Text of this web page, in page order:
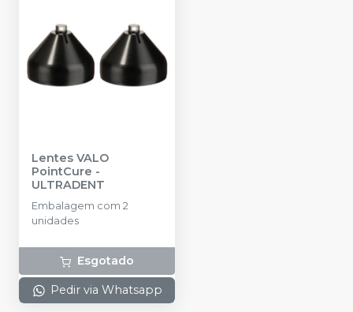
Lentes VALO
PointCure -
ULTRADENT
Embalagem com 2
unidades
Esgotado
Pedir via Whatsapp